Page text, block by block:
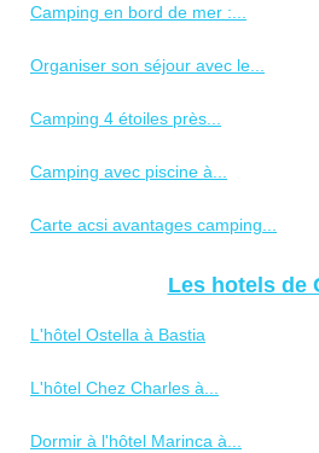
Camping en bord de mer :...
Organiser son séjour avec le...
Camping 4 étoiles près...
Camping avec piscine à...
Carte acsi avantages camping...
Les hotels de
L'hôtel Ostella à Bastia
L'hôtel Chez Charles à...
Dormir à l'hôtel Marinca à...